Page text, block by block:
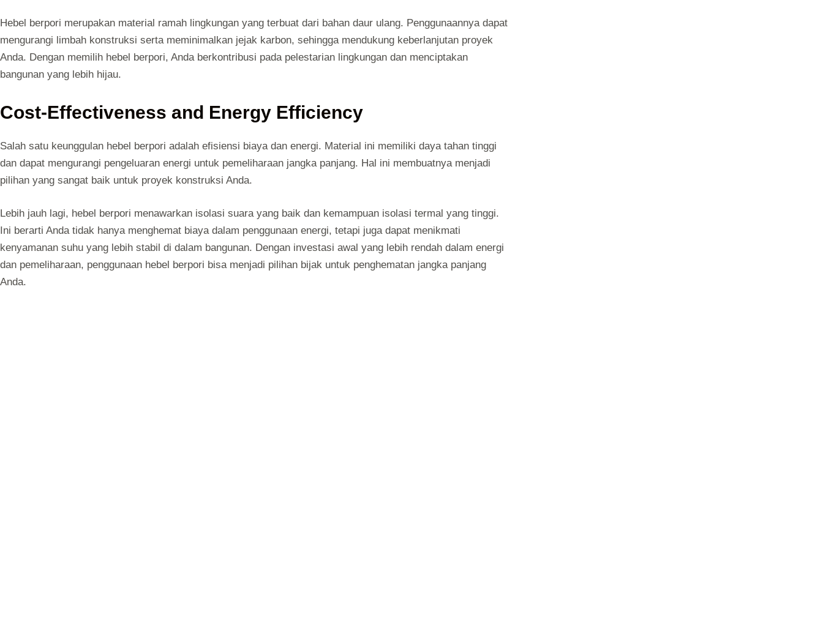
Hebel berpori merupakan material ramah lingkungan yang terbuat dari bahan daur ulang. Penggunaannya dapat
mengurangi limbah konstruksi serta meminimalkan jejak karbon, sehingga mendukung keberlanjutan proyek
Anda. Dengan memilih hebel berpori, Anda berkontribusi pada pelestarian lingkungan dan menciptakan
bangunan yang lebih hijau.
Cost-Effectiveness and Energy Efficiency
Salah satu keunggulan hebel berpori adalah efisiensi biaya dan energi. Material ini memiliki daya tahan tinggi
dan dapat mengurangi pengeluaran energi untuk pemeliharaan jangka panjang. Hal ini membuatnya menjadi
pilihan yang sangat baik untuk proyek konstruksi Anda.
Lebih jauh lagi, hebel berpori menawarkan isolasi suara yang baik dan kemampuan isolasi termal yang tinggi.
Ini berarti Anda tidak hanya menghemat biaya dalam penggunaan energi, tetapi juga dapat menikmati
kenyamanan suhu yang lebih stabil di dalam bangunan. Dengan investasi awal yang lebih rendah dalam energi
dan pemeliharaan, penggunaan hebel berpori bisa menjadi pilihan bijak untuk penghematan jangka panjang
Anda.